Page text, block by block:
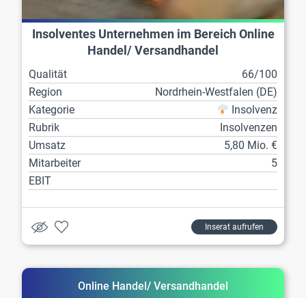
Insolventes Unternehmen im Bereich Online
Handel/ Versandhandel
Qualität
66/100
Region
Nordrhein-Westfalen (DE)
Kategorie
Insolvenz
Rubrik
Insolvenzen
Umsatz
5,80 Mio. €
Mitarbeiter
5
EBIT
Inserat aufrufen
Online Handel/ Versandhandel